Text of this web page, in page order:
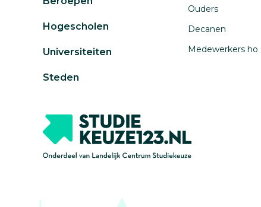
Hogescholen
Universiteiten
Steden
Ouders
Decanen
Medewerkers ho